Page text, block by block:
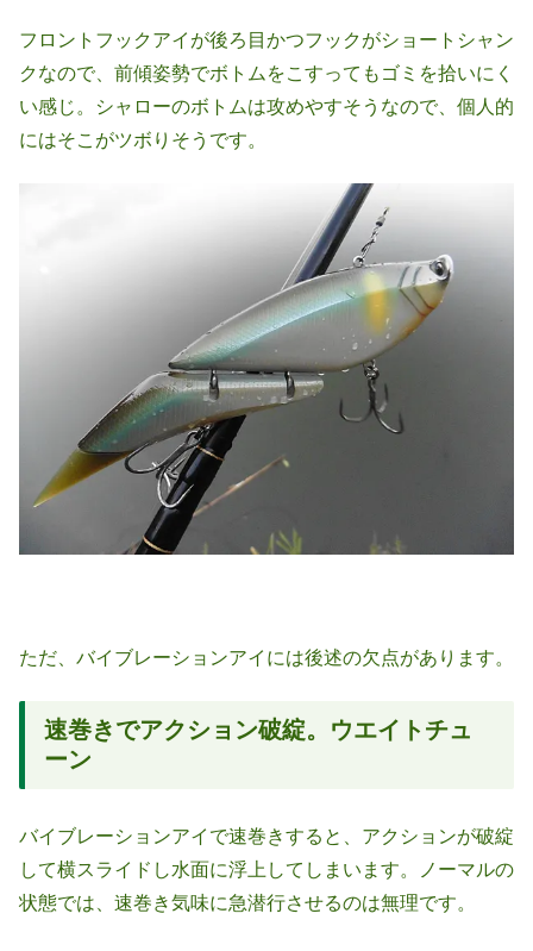
フロントフックアイが後ろ目かつフックがショートシャン
クなので、前傾姿勢でボトムをこすってもゴミを拾いにく
い感じ。シャローのボトムは攻めやすそうなので、個人的
にはそこがツボりそうです。
ただ、バイブレーションアイには後述の欠点があります。
速巻きでアクション破綻。ウエイトチュ
ーン
バイブレーションアイで速巻きすると、アクションが破綻
して横スライドし水面に浮上してしまいます。ノーマルの
状態では、速巻き気味に急潜行させるのは無理です。